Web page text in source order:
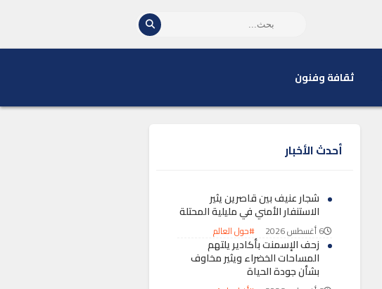
ثقافة وفنون
أحدث الأخبار
شجار عنيف بين قاصرين يثير
الاستنفار الأمني في مليلية المحتلة
6 أغسطس 2026 #حول العالم
زحف الإسمنت بأكادير يلتهم
المساحات الخضراء ويثير مخاوف
بشأن جودة الحياة